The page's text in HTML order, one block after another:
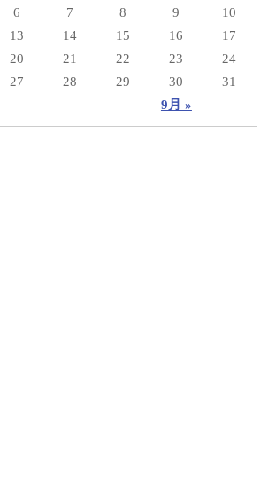
9月 »
6 7 8 9
10
13 14 15 16
17
20 21 22 23
24
27 28 29 30 31